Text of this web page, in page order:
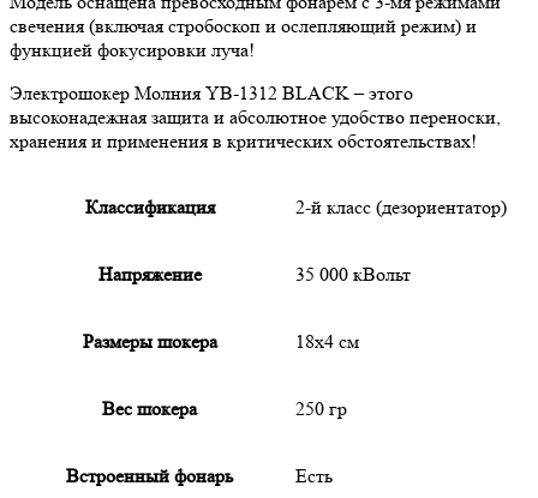
свечения (включая стробоскоп и ослепляющий режим) и
функцией фокусировки луча!
Электрошокер Молния YB-1312 BLACK – этого
высоконадежная защита и абсолютное удобство переноски,
хранения и применения в критических обстоятельствах!
Классификация 2-й класс (дезориентатор)
Напряжение 35 000 кВольт
Размеры шокера 18х4 см
Вес шокера 250 гр
Встроенный фонарь Есть